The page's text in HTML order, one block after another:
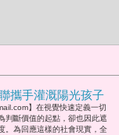
聯攜手灌溉陽光孩子
1開始」-- 從一塊零錢
更溫柔。
】在視覺快速定義一切
判斷價值的起點，卻也因此遮
。為回應這樣的社會現實，全